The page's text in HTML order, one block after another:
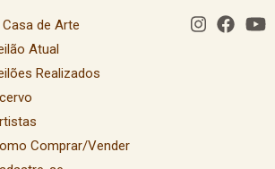
de Arte
Atual
Realizados
Comprar/Vender